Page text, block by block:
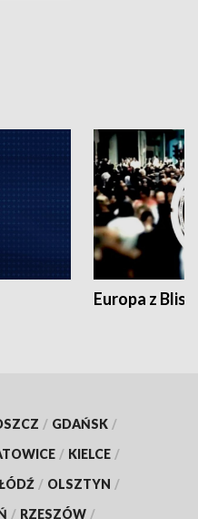
Europa z
/ GDAŃSK /
/ KIELCE /
/ OLSZTYN /
/ RZESZÓW /